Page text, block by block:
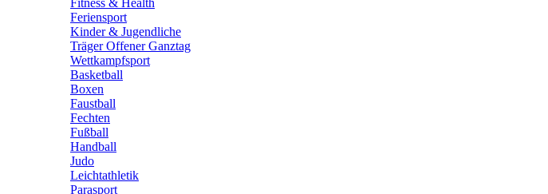
Fitness & Health
Feriensport
Kinder & Jugendliche
Träger Offener Ganztag
Wettkampfsport
Basketball
Boxen
Faustball
Fechten
Fußball
Handball
Judo
Leichtathletik
Parasport